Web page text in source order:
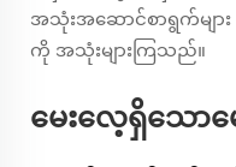
အသုံးအဆောင်စာရွက်မျာ
ကို အသုံးများကြသည်။
မေးလေ့ရှိသောမေ